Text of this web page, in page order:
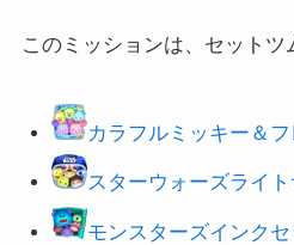
このミッションは、セットツ
カラフルミッキー＆
スターウォーズライ
モンスターズインクセ